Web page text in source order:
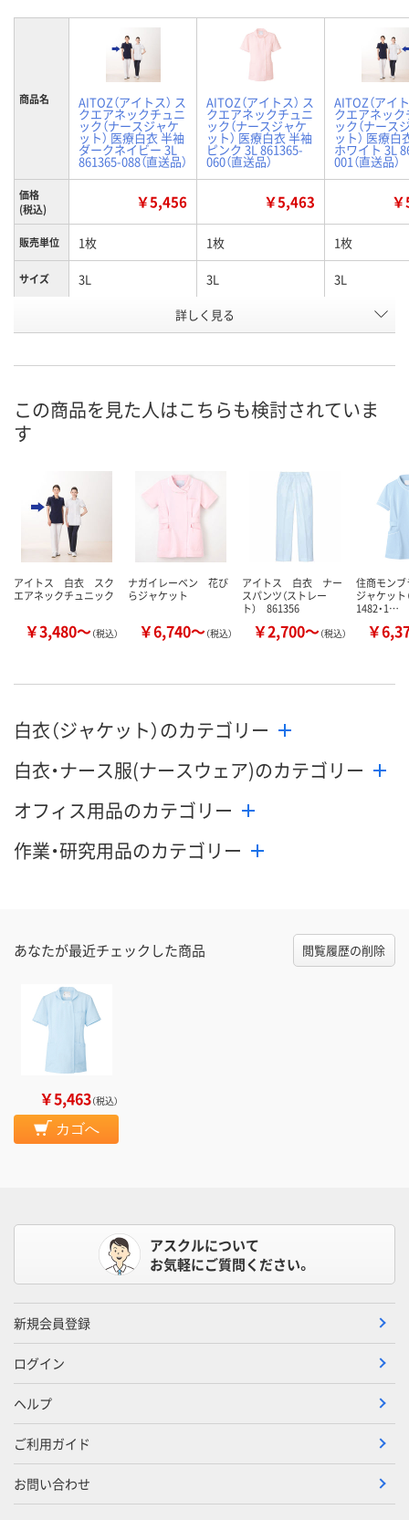
商品名 AITOZ（アイトス） ス
クエアネックチュニ
ック（ナースジャケ
ット） 医療白衣 半袖
ダークネイビー 3L
861365-088（直送品）
AITOZ（アイトス） ス
クエアネックチュニ
ック（ナースジャケ
ット） 医療白衣 半袖
ピンク 3L 861365-
060（直送品）
AITOZ（アイ
クエアネック
ック（ナース
ット） 医療白
ホワイト 3L
001（直送品）
価格
(税込)
￥5,456 ￥5,463
販売単位 1枚 1枚 1枚
サイズ 3L 3L 3L
ピンク ホワイト
号
お届け日
カゴへ カゴへ
詳しく見る
この商品を見た人はこちらも検討されていま
す
アイトス 白衣 スク
エアネックチュニック
￥3,480～（税込）
ナガイレーベン 花び
らジャケット
￥6,740～（税込）
アイトス 白衣 ナー
スパンツ（ストレー
ト） 861356
￥2,700～（税込）
住商モン
ジャケット
1482・1…
￥
白衣（ジャケット）のカテゴリー
白衣・ナース服(ナースウェア)のカテゴリー
オフィス用品のカテゴリー
作業・研究用品のカテゴリー
あなたが最近チェックした商品 閲覧履歴の削除
￥5,463（税込）
カゴへ
アスクルについて
お気軽にご質問ください。
新規会員登録
ログイン
ヘルプ
ご利用ガイド
お問い合わせ